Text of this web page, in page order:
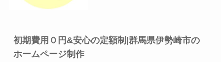
初期費用０円&安心の定額制|群馬県伊勢崎市の
ホームページ制作